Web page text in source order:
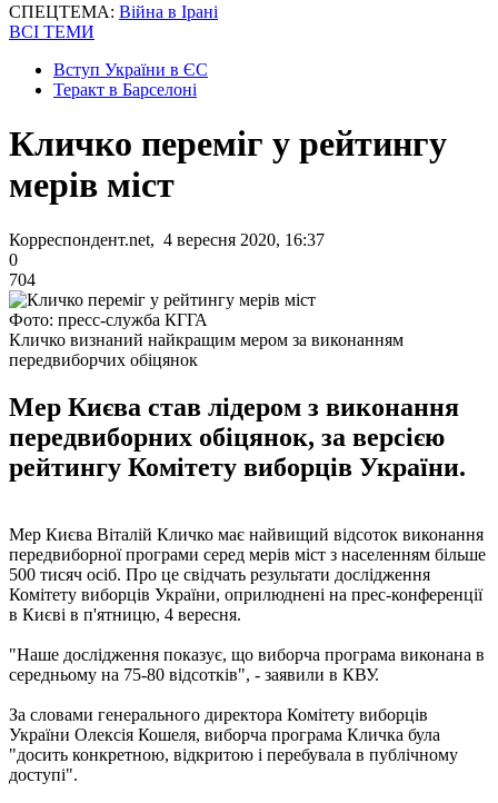
СПЕЦТЕМА: Війна в Ірані
ВСІ ТЕМИ
Вступ України в ЄС
Теракт в Барселоні
Кличко переміг у рейтингу
мерів міст
Корреспондент.net, 4 вересня 2020, 16:37
0
704
Фото: пресс-служба КГГА
Кличко визнаний найкращим мером за виконанням
передвиборчих обіцянок
Мер Києва став лідером з виконання
передвиборних обіцянок, за версією
рейтингу Комітету виборців України.
Мер Києва Віталій Кличко має найвищий відсоток виконання
передвиборної програми серед мерів міст з населенням більше
500 тисяч осіб. Про це свідчать результати дослідження
Комітету виборців України, оприлюднені на прес-конференції
в Києві в п'ятницю, 4 вересня.
"Наше дослідження показує, що виборча програма виконана в
середньому на 75-80 відсотків", - заявили в КВУ.
За словами генерального директора Комітету виборців
України Олексія Кошеля, виборча програма Кличка була
"досить конкретною, відкритою і перебувала в публічному
доступі".